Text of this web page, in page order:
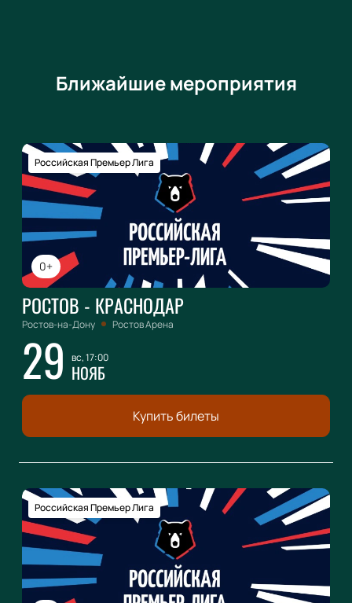
Ближайшие мероприятия
0+
Российская Премьер Лига
РОСТОВ - КРАСНОДАР
Ростов-на-Дону Ростов Арена
29 вс, 17:00
НОЯБ
Купить билеты
Российская Премьер Лига